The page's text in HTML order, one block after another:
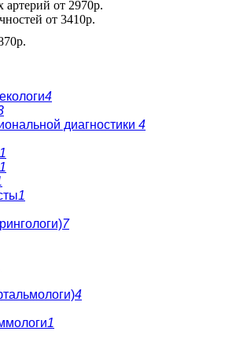
артерий от 2970р.
от 3410р.
4
диагностики 4
1
1
1
7
4
1